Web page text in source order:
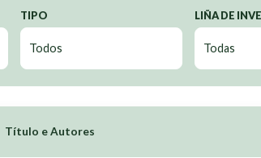
TIPO LIÑA DE
Título e Autores